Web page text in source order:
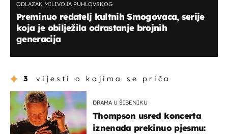
ODLAZAK MILIVOJA PUHLOVSKOG
Preminuo redatelj kultnih Smogovaca, serije
koja je obilježila odrastanje brojnih
generacija
3 vijesti o kojima se priča
DRAMA U ŠIBENIKU
Thompson usred koncerta
iznenada prekinuo pjesmu: